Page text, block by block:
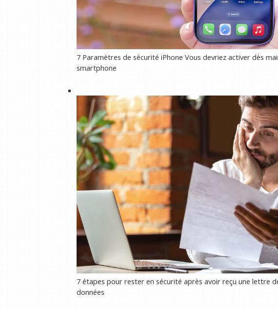
7 Paramètres de sécurité iPhone Vous devriez activer dès
smartphone
7 étapes pour rester en sécurité après avoir reçu une lettre
données